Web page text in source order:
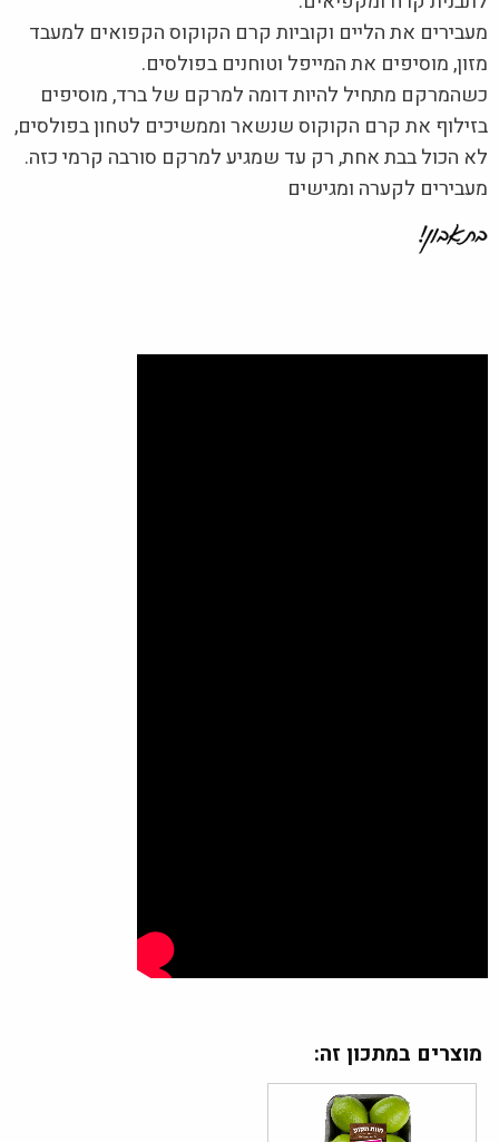
מעבירים את הליים וקוביות קרם הקוקוס הקפואים למעבד
מזון, מוסיפים את המייפל וטוחנים בפולסים.
כשהמרקם מתחיל להיות דומה למרקם של ברד, מוסיפים
בזילוף את קרם הקוקוס שנשאר וממשיכים לטחון בפולסים,
לא הכול בבת אחת, רק עד שמגיע למרקם סורבה קרמי כזה.
מעבירים לקערה ומגישים
מוצרים במתכון זה: